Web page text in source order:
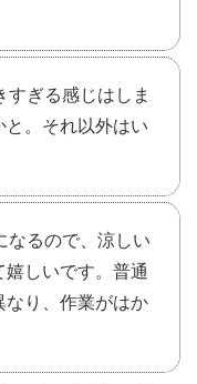
ぎる感じはしま
。それ以外はい
なるので、涼しい
しいです。普通
なり、作業がはか